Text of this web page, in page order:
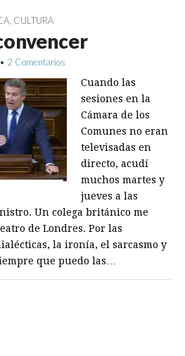
CULTURA
• 2 Comentarios
Cuando las
sesiones en la
Cámara de los
Comunes no eran
televisadas en
directo, acudí
muchos martes y
jueves a las
Un colega británico me
de Londres. Por las
la ironía, el sarcasmo y
que puedo las…